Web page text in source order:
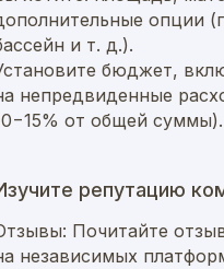
опции
и т. д.).
бюджет,
непредвиденные
от общей суммы).
репутацию
Почитайте
независимых